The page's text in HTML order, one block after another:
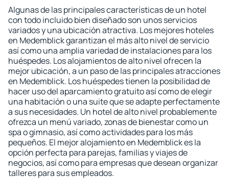
Algunas de las principales características de un hotel
con todo incluido bien diseñado son unos servicios
variados y una ubicación atractiva. Los mejores hoteles
en Medemblick garantizan el más alto nivel de servicio
así como una amplia variedad de instalaciones para los
huéspedes. Los alojamientos de alto nivel ofrecen la
mejor ubicación, a un paso de las principales atracciones
en Medemblick. Los huéspedes tienen la posibilidad de
hacer uso del aparcamiento gratuito así como de elegir
una habitación o una suite que se adapte perfectamente
a sus necesidades. Un hotel de alto nivel probablemente
ofrezca un menú variado, zonas de bienestar como un
spa o gimnasio, así como actividades para los más
pequeños. El mejor alojamiento en Medemblick es la
opción perfecta para parejas, familias y viajes de
negocios, así como para empresas que desean organizar
talleres para sus empleados.